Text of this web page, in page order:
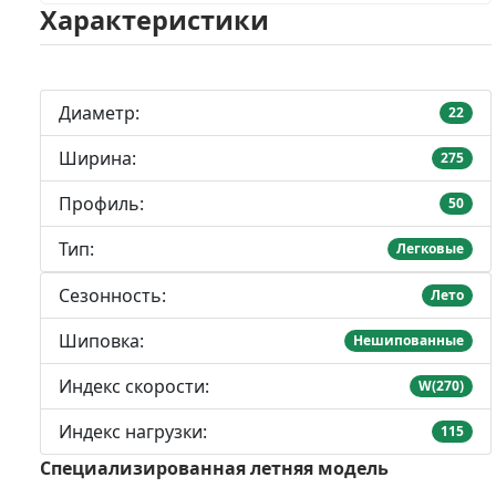
Характеристики
Диаметр: 22
Ширина: 275
Профиль: 50
Тип: Легковые
Сезонность: Лето
Шиповка: Нешипованные
Индекс скорости: W(270)
Индекс нагрузки: 115
Специализированная летняя модель